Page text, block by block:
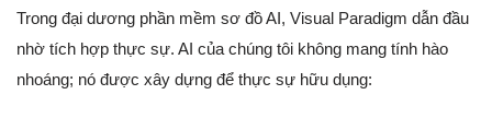
Trong đại dương phần mềm sơ đồ AI, Visual Paradigm dẫn đầu
nhờ tích hợp thực sự. AI của chúng tôi không mang tính hào
nhoáng; nó được xây dựng để thực sự hữu dụng: